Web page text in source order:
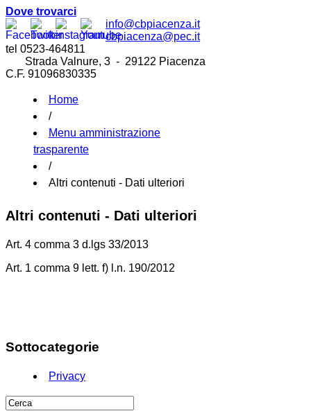
Dove trovarci
info@cbpiacenza.it
cbpiacenza@pec.it
tel 0523-464811
Strada Valnure, 3 - 29122 Piacenza
C.F. 91096830335
Home
/
Menu amministrazione
trasparente
/
Altri contenuti - Dati ulteriori
Altri contenuti - Dati ulteriori
Art. 4 comma 3 d.lgs 33/2013
Art. 1 comma 9 lett. f) l.n. 190/2012
Sottocategorie
Privacy